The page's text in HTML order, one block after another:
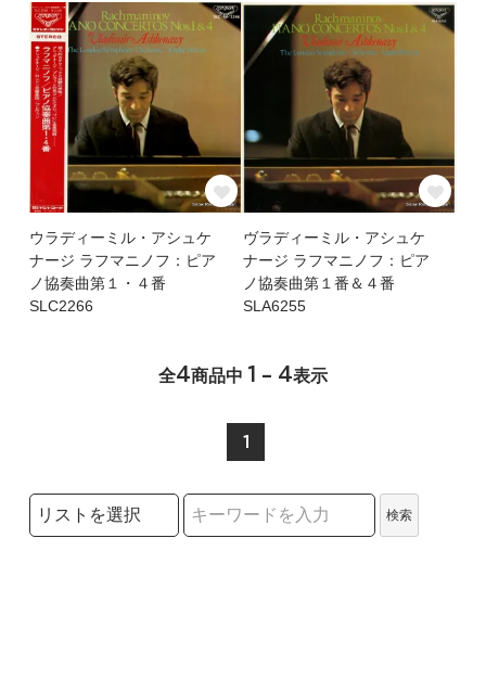
ウラディーミル・アシュケ
ナージ ラフマニノフ：ピア
ノ協奏曲第１・４番
SLC2266
ヴラディーミル・アシュケ
ナージ ラフマニノフ：ピア
ノ協奏曲第１番＆４番
SLA6255
全4商品中 1 - 4表示
1
検索リストの選択
検索